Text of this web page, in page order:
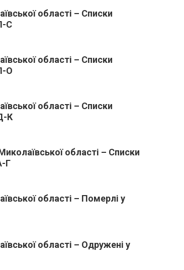
області – Списки
С
області – Списки
О
області – Списки
К
області – Списки
Г
області – Померлі у
області – Одружені у